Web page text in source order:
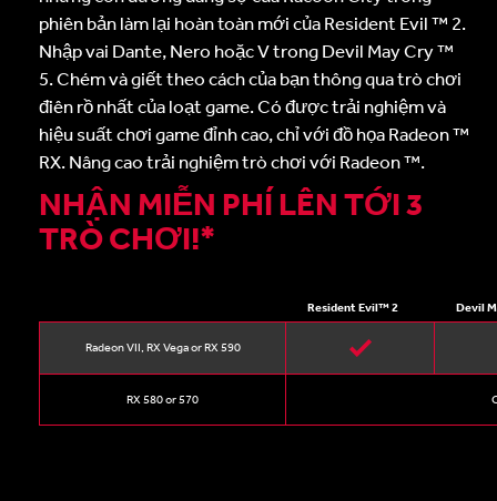
phiên bản làm lại hoàn toàn mới của Resident Evil ™ 2.
Nhập vai Dante, Nero hoặc V trong Devil May Cry ™
5. Chém và giết theo cách của bạn thông qua trò chơi
điên rồ nhất của loạt game. Có được trải nghiệm và
hiệu suất chơi game đỉnh cao, chỉ với đồ họa Radeon ™
RX. Nâng cao trải nghiệm trò chơi với Radeon ™.
NHẬN MIỄN PHÍ LÊN TỚI 3
TRÒ CHƠI!*
Resident Evil™ 2 Devil
Radeon VII, RX Vega or RX 590
RX 580 or 570